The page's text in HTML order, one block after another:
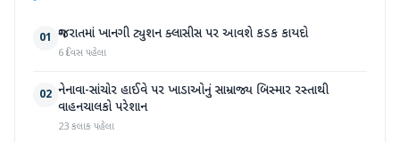
01 ગુજરાતમાં ખાનગી ટ્યુશન ક્લાસીસ પર આવશે કડક કાયદો
6 દિવસ પહેલા
02 નેનાવા-સાંચોર હાઈવે પર ખાડાઓનું સામ્રાજ્ય બિસ્માર રસ્તાથી
વાહનચાલકો પરેશાન
23 કલાક પહેલા